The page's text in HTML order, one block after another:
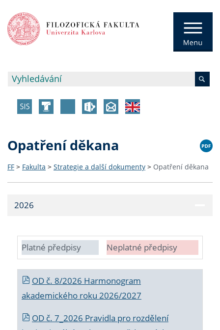
Opatření děkana
FF > Fakulta > Strategie a další dokumenty > Opatření děkana
2026
Platné předpisy Neplatné předpisy
OD č. 8/2026 Harmonogram
akademického roku 2026/2027
OD č. 7_2026 Pravidla pro rozdělení